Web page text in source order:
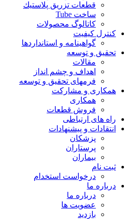
قطعات تزريق پلاستيك
ساخت Tube
کاتالوگ محصولات
کنترل کیفیت
گواهينامه و استانداردها
تحقيق و توسعه
مقالات
اهداف و چشم انداز
فرمهای تحقیق و توسعه
همکاری و مشارکت
همکاری
فروش قطعات
راه های ارتباطی
انتقادات و پيشنهادات
پزشكان
پرستاران
بيماران
ثبت نام
درخواست استخدام
درباره ما
درباره ما
عضویت ها
بازدید